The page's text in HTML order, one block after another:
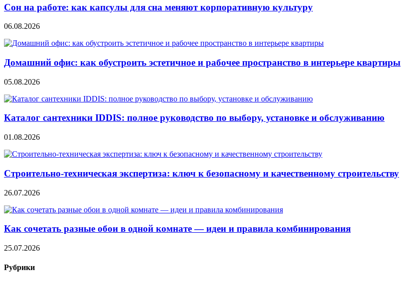
Сон на работе: как капсулы для сна меняют корпоративную культуру
06.08.2026
Домашний офис: как обустроить эстетичное и рабочее пространство в интерьере квартиры
05.08.2026
Каталог сантехники IDDIS: полное руководство по выбору, установке и обслуживанию
01.08.2026
Строительно‑техническая экспертиза: ключ к безопасному и качественному строительству
26.07.2026
Как сочетать разные обои в одной комнате — идеи и правила комбинирования
25.07.2026
Рубрики